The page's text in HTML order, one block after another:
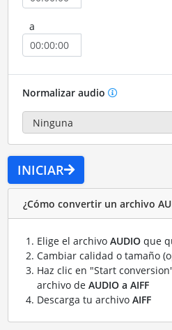
a
Normalizar audio
INICIAR
¿Cómo convertir un archivo
Elige el archivo AUDIOque
Cambiar calidad o tamaño
Haz clic en "Start
archivo de AUDIO a AIFF
Descarga tu archivo AIFF